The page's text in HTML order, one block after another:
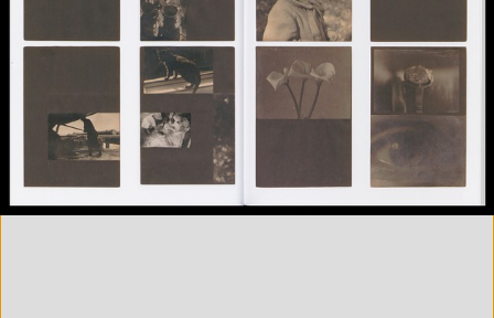
édition
l'exposition : "Wojciech
Zamecznik, la photographie sous
toutes ses formes", Musée de
l'Elysée, Lausanne, 21
septembre - 31 décembre 2016
Catégorie
Revues, Journaux
Type de
Relié
Couleur, Noir & Blanc
Nombre de